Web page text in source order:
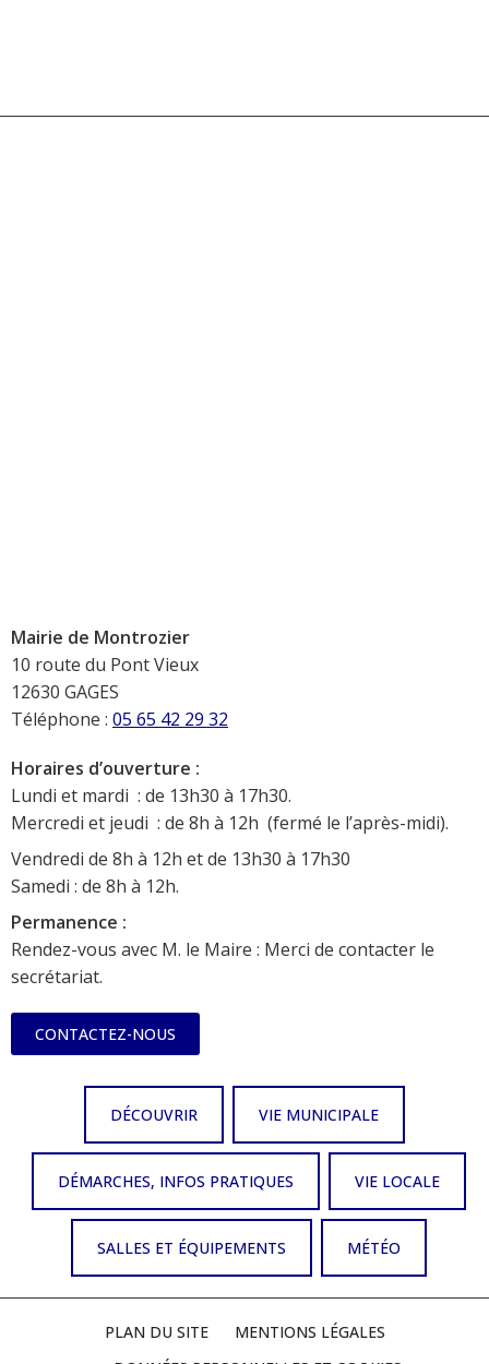
Mairie de Montrozier
10 route du Pont Vieux
12630 GAGES
Téléphone : 05 65 42 29 32
Horaires d’ouverture :
Lundi et mardi : de 13h30 à 17h30.
Mercredi et jeudi : de 8h à 12h (fermé le l’après-midi).
Vendredi de 8h à 12h et de 13h30 à 17h30
Samedi : de 8h à 12h.
Permanence :
Rendez-vous avec M. le Maire : Merci de contacter le
secrétariat.
CONTACTEZ-NOUS
DÉCOUVRIR VIE MUNICIPALE
DÉMARCHES, INFOS PRATIQUES VIE LOCALE
SALLES ET ÉQUIPEMENTS MÉTÉO
PLAN DU SITE
MENTIONS LÉGALES